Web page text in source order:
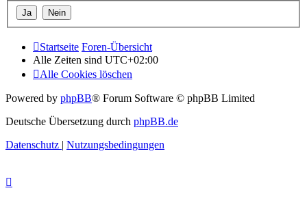
Startseite Foren-Übersicht
Alle Zeiten sind UTC+02:00
Alle Cookies löschen
Powered by phpBB® Forum Software © phpBB Limited
Deutsche Übersetzung durch phpBB.de
Datenschutz | Nutzungsbedingungen